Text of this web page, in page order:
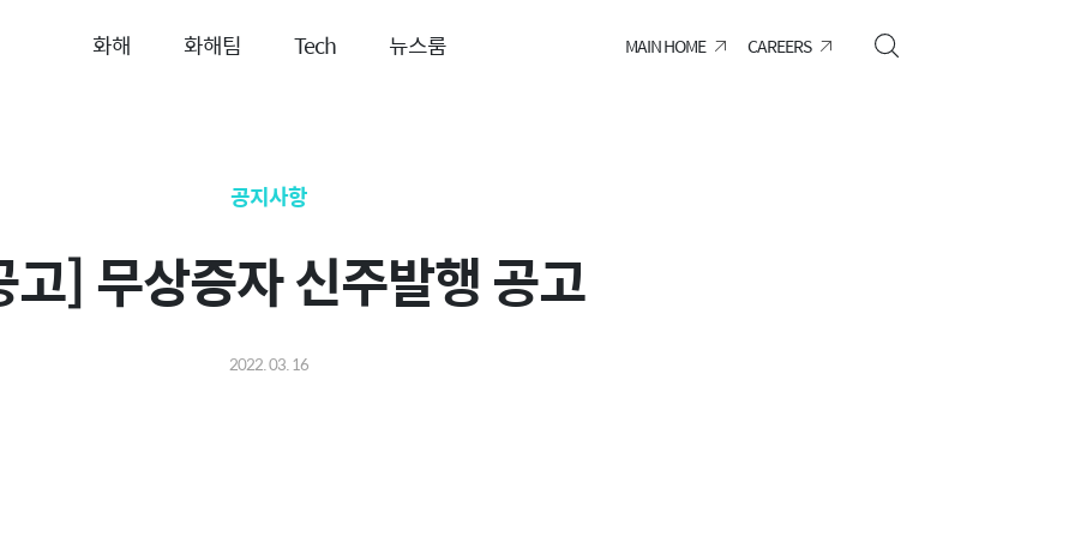
화해 화해팀 Tech 뉴스룸 MAIN HOME CAREERS
공지사항
] 무상증자 신주발행 공고
2022. 03. 16